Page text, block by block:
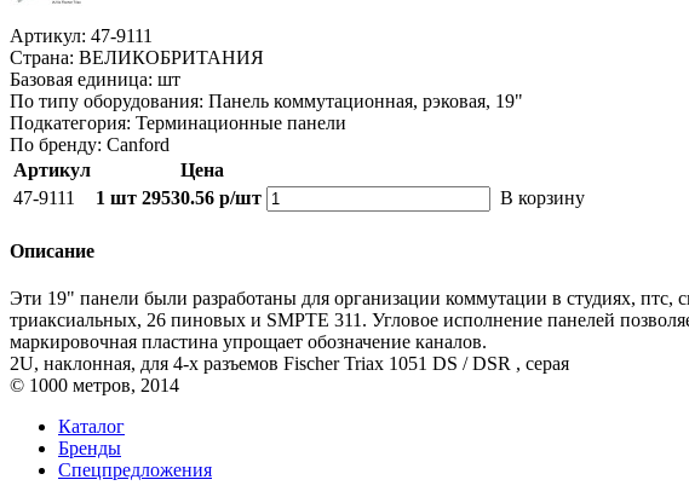
Артикул: 47-9111
Страна: ВЕЛИКОБРИТАНИЯ
Базовая единица: шт
По типу оборудования: Панель коммутационная, рэковая, 19"
Подкатегория: Терминационные панели
По бренду: Canford
Артикул
Цена
47-9111
1 шт 29530.56 р/шт В корзину
Описание
Эти 19" панели были разработаны для организации коммутации в студиях,
триаксиальных, 26 пиновых и SMPTE 311. Угловое исполнение панелей
маркировочная пластина упрощает обозначение каналов.
2U, наклонная, для 4-х разъемов Fischer Triax 1051 DS / DSR , серая
© 1000 метров, 2014
Каталог
Бренды
Спецпредложения